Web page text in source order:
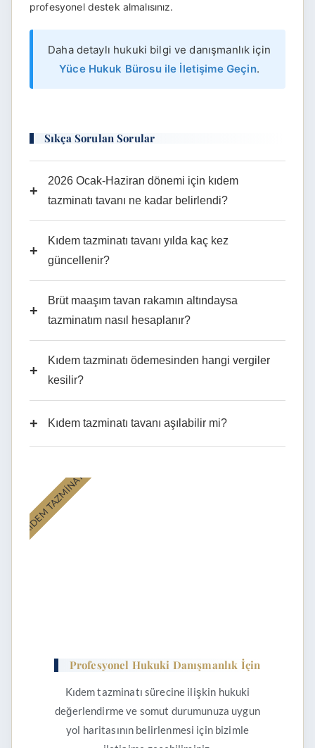
profesyonel destek almalısınız.
Daha detaylı hukuki bilgi ve danışmanlık için
Yüce Hukuk Bürosu ile İletişime Geçin.
Sıkça Sorulan Sorular
+
2026 Ocak-Haziran dönemi için kıdem
tazminatı tavanı ne kadar belirlendi?
+
Kıdem tazminatı tavanı yılda kaç kez
güncellenir?
+
Brüt maaşım tavan rakamın altındaysa
tazminatım nasıl hesaplanır?
+
Kıdem tazminatı ödemesinden hangi vergiler
kesilir?
+ Kıdem tazminatı tavanı aşılabilir mi?
Profesyonel Hukuki Danışmanlık İçin
Kıdem tazminatı sürecine ilişkin hukuki
değerlendirme ve somut durumunuza uygun
yol haritasının belirlenmesi için bizimle
KIDEM TAZMİNATI